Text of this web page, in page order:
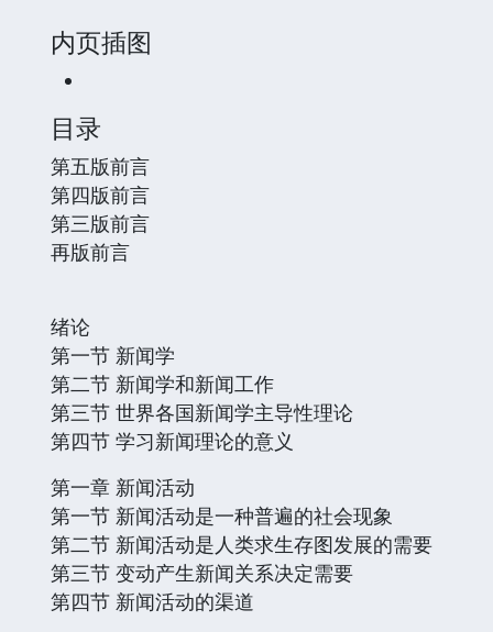
内页插图
目录
第五版前言
第四版前言
第三版前言
再版前言
绪论
第一节 新闻学
第二节 新闻学和新闻工作
第三节 世界各国新闻学主导性理论
第四节 学习新闻理论的意义
第一章 新闻活动
第一节 新闻活动是一种普遍的社会现象
第二节 新闻活动是人类求生存图发展的需要
第三节 变动产生新闻关系决定需要
第四节 新闻活动的渠道